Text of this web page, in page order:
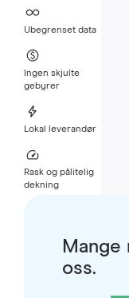
Ubegrenset data
Ingen skjulte
gebyrer
Lokal leverandør
Rask og pålitelig
dekning
oss.